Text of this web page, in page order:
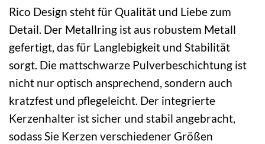
Rico Design steht für Qualität und Liebe zum
Detail. Der Metallring ist aus robustem Metall
gefertigt, das für Langlebigkeit und Stabilität
sorgt. Die mattschwarze Pulverbeschichtung ist
nicht nur optisch ansprechend, sondern auch
kratzfest und pflegeleicht. Der integrierte
Kerzenhalter ist sicher und stabil angebracht,
sodass Sie Kerzen verschiedener Größen